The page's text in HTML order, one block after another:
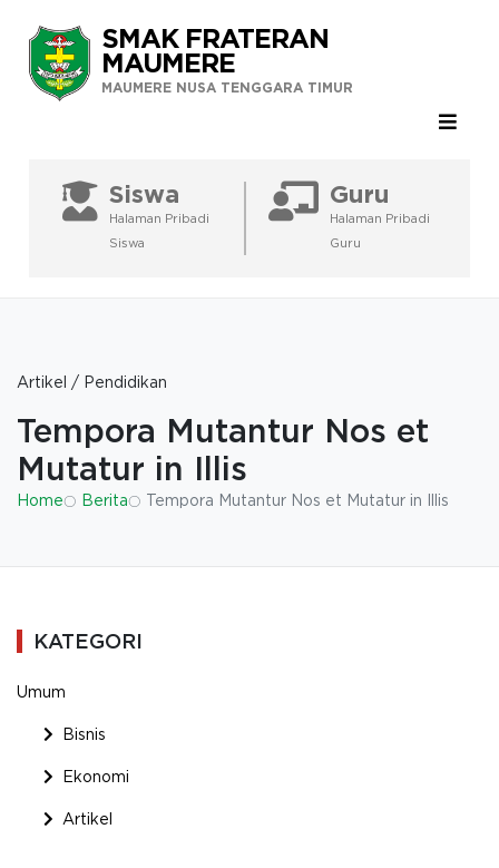
SMAK FRATERAN
MAUMERE
MAUMERE NUSA TENGGARA TIMUR
Siswa
Halaman Pribadi
Siswa
Guru
Halaman Pribadi
Guru
Artikel / Pendidikan
Tempora Mutantur Nos et
Mutatur in Illis
Home Berita Tempora Mutantur Nos et Mutatur in Illis
KATEGORI
Umum
Bisnis
Ekonomi
Artikel